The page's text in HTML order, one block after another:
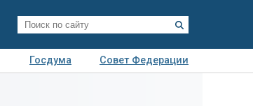
Госдума
Совет Федерации